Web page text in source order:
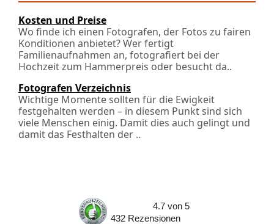
Kosten und Preise
Wo finde ich einen Fotografen, der Fotos zu fairen
Konditionen anbietet? Wer fertigt
Familienaufnahmen an, fotografiert bei der
Hochzeit zum Hammerpreis oder besucht da..
Fotografen Verzeichnis
Wichtige Momente sollten für die Ewigkeit
festgehalten werden – in diesem Punkt sind sich
viele Menschen einig. Damit dies auch gelingt und
damit das Festhalten der ..
4.7 von 5
432
Rezensionen